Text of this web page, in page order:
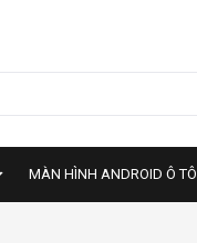
MÀN HÌNH ANDROID Ô TÔ